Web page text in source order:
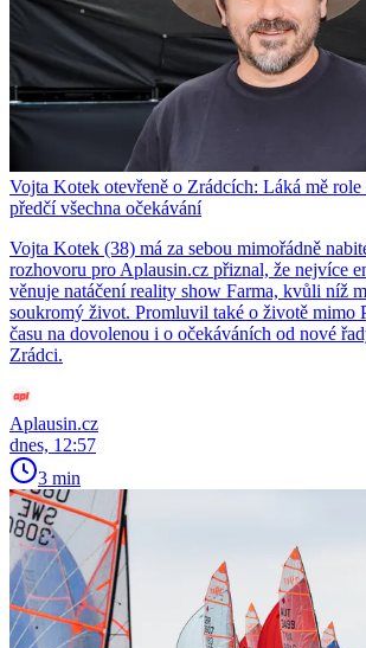
Vojta Kotek otevřeně o Zrádcích: Láká mě
předčí všechna očekávání
Vojta Kotek (38) má za sebou mimořádně
rozhovoru pro Aplausin.cz přiznal, že nejvíce
věnuje natáčení reality show Farma, kvůli níž
soukromý život. Promluvil také o životě mimo
času na dovolenou i o očekáváních od nové
Zrádci.
Aplausin.cz
dnes, 12:57
3 min